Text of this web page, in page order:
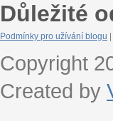
Důležité
Podmínky pro užívání blogu
Copyright
Created by